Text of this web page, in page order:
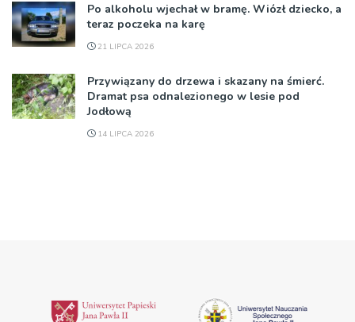
Po alkoholu wjechał w bramę. Wiózł dziecko, a
teraz poczeka na karę
21 LIPCA 2026
Przywiązany do drzewa i skazany na śmierć.
Dramat psa odnalezionego w lesie pod
Jodłową
14 LIPCA 2026